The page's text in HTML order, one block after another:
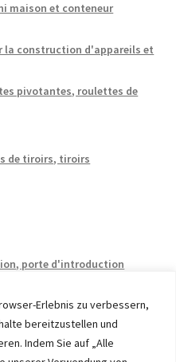
Erlebnis zu verbessern,
bereitzustellen und
Indem Sie auf „Alle
maison et conteneur
la construction d'appareils et
pivotantes, roulettes de
de tiroirs, tiroirs
porte d'introduction